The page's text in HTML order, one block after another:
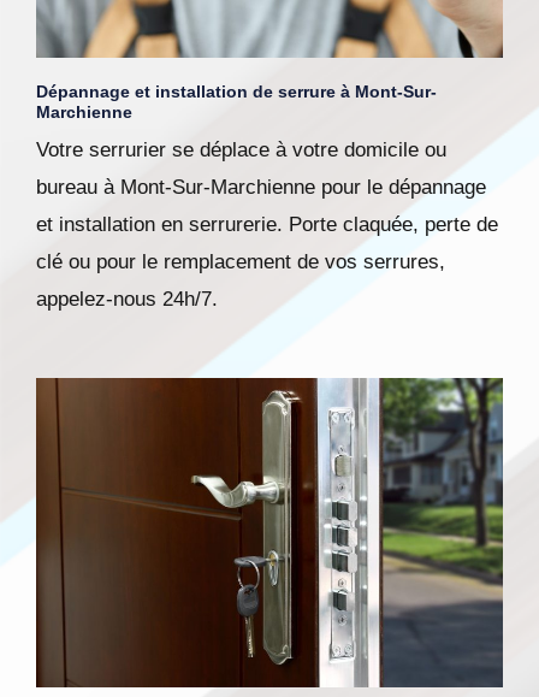
Dépannage et installation de serrure à Mont-Sur-
Marchienne
Votre serrurier se déplace à votre domicile ou
bureau à Mont-Sur-Marchienne pour le dépannage
et installation en serrurerie. Porte claquée, perte de
clé ou pour le remplacement de vos serrures,
appelez-nous 24h/7.